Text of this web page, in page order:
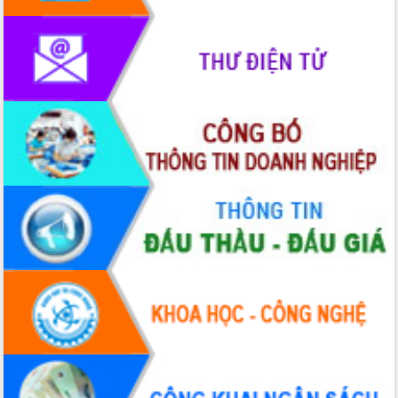
mặt Đoàn chuyên gia y tế TP. Hồ Chí
Minh
Lễ truy điệu và an táng hài cốt liệt sĩ
tại Nghĩa trang Liệt sĩ xã Sơn Hòa
Bàn giải pháp tháo gỡ khó khăn trong
xuất khẩu sầu riêng và triển khai quy
định EUDR
Thứ trưởng Bộ Nông nghiệp và Môi
trường Nguyễn Hoàng Hiệp khảo sát
vùng trồng và doanh nghiệp đóng gói
sầu riêng tại Đắk Lắk
Trình diễn nghệ thuật chế biến các
món ăn từ sầu riêng
Đắk Lắk công bố Quy hoạch và xúc
tiến đầu tư tỉnh
Ngành cá ngừ Đắk Lắk chủ động thích
ứng để giữ vững thị trường xuất khẩu
Diễn đàn Kinh tế tư nhân Việt Nam đột
phá cơ chế - Hợp tác công tư
Đề án 06 tạo bước ngoặt đột phá trong